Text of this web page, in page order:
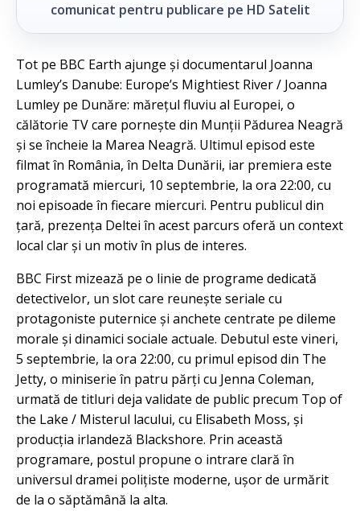
comunicat pentru publicare pe HD Satelit
Tot pe BBC Earth ajunge și documentarul Joanna
Lumley’s Danube: Europe’s Mightiest River / Joanna
Lumley pe Dunăre: mărețul fluviu al Europei, o
călătorie TV care pornește din Munții Pădurea Neagră
și se încheie la Marea Neagră. Ultimul episod este
filmat în România, în Delta Dunării, iar premiera este
programată miercuri, 10 septembrie, la ora 22:00, cu
noi episoade în fiecare miercuri. Pentru publicul din
țară, prezența Deltei în acest parcurs oferă un context
local clar și un motiv în plus de interes.
BBC First mizează pe o linie de programe dedicată
detectivelor, un slot care reunește seriale cu
protagoniste puternice și anchete centrate pe dileme
morale și dinamici sociale actuale. Debutul este vineri,
5 septembrie, la ora 22:00, cu primul episod din The
Jetty, o miniserie în patru părți cu Jenna Coleman,
urmată de titluri deja validate de public precum Top of
the Lake / Misterul lacului, cu Elisabeth Moss, și
producția irlandeză Blackshore. Prin această
programare, postul propune o intrare clară în
universul dramei polițiste moderne, ușor de urmărit
de la o săptămână la alta.